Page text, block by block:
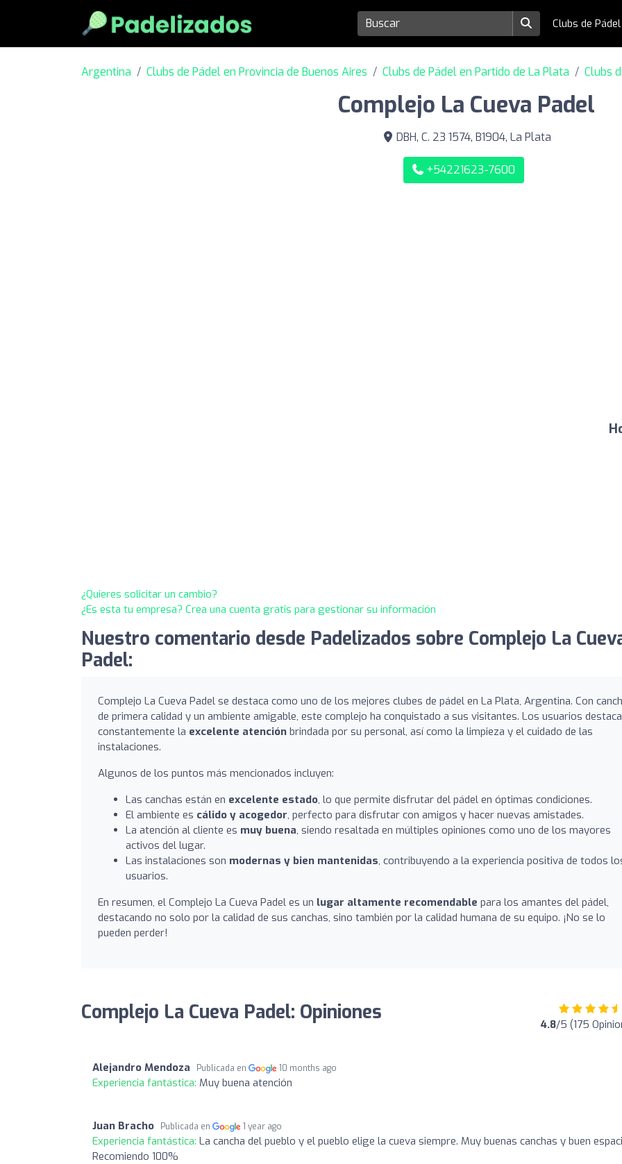
Clubs de Pádel
Argentina Clubs de Pádel en Provincia de Buenos Aires Clubs de Pádel en Partido de La Plata Clubs
Complejo La Cueva Padel
DBH, C. 23 1574, B1904, La Plata
+54221623-7600
¿Quieres solicitar un cambio?
¿Es esta tu empresa? Crea una cuenta gratis para gestionar su información
Nuestro comentario desde Padelizados sobre Complejo La
Padel:
Complejo La Cueva Padel se destaca como uno de los mejores clubes de pádel en La Plata, Argentina. Con
de primera calidad y un ambiente amigable, este complejo ha conquistado a sus visitantes. Los usuarios
constantemente la excelente atención brindada por su personal, así como la limpieza y el cuidado de las
instalaciones.
Algunos de los puntos más mencionados incluyen:
Las canchas están en excelente estado, lo que permite disfrutar del pádel en óptimas condiciones.
El ambiente es cálido y acogedor, perfecto para disfrutar con amigos y hacer nuevas amistades.
La atención al cliente es muy buena, siendo resaltada en múltiples opiniones como uno de los mayores
activos del lugar.
Las instalaciones son modernas y bien mantenidas, contribuyendo a la experiencia positiva de todos
usuarios.
En resumen, el Complejo La Cueva Padel es un lugar altamente recomendable para los amantes del pádel,
destacando no solo por la calidad de sus canchas, sino también por la calidad humana de su equipo. ¡No se lo
pueden perder!
Complejo La Cueva Padel: Opiniones 4.8/5 (175
Alejandro Mendoza Publicada en 10 months ago
Experiencia fantástica: Muy buena atención
Juan Bracho Publicada en 1 year ago
Experiencia fantástica: La cancha del pueblo y el pueblo elige la cueva siempre. Muy buenas canchas y buen
Recomiendo 100%